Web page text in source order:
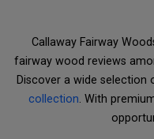
Callaway Fairway
fairway wood reviews
Discover a wide selection
collection. With